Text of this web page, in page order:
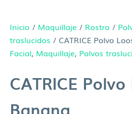
Inicio / Maquillaje / Rostro /
traslucidos / CATRICE Polvo
Facial, Maquillaje, Polvos
CATRICE
Banana